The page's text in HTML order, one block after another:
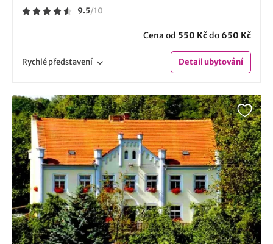
9.5/10
Cena od 550 Kčdo 650 Kč
Rychlépředstavení Detailubytování